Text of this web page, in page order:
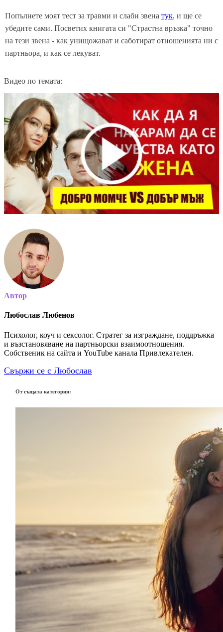
Попълнете моят тест за травми и слаби звена тук, и ще се
убедите сами. Посветих книгата си "Страстна връзка" точно
на тези звена - как унищожават и саботират отношенията ни с
партньора, и как се лекуват.
Видео по темата:
Автор
Любослав Любенов
Психолог, коуч и сексолог. Стратег за изграждане, поддръжка
и възстановяване на партньорски взаимоотношения.
Собственик на сайта и YouTube канала Привлекателен.
Свържи се с Любослав
От същата категория: